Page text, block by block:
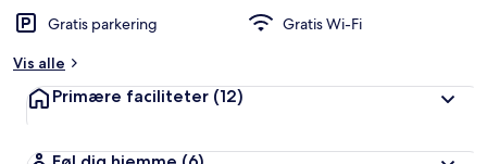
Gratis parkering
Gratis Wi-Fi
Vis alle
Primære faciliteter (12)